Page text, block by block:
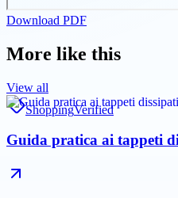
Download PDF
More like this
View all
ShoppingVerified
Guida pratica ai tappeti